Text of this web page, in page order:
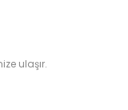
ulaşır.